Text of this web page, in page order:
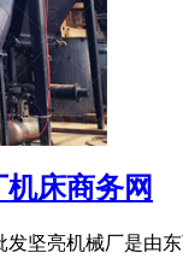
床商务网
坚亮机械厂是由